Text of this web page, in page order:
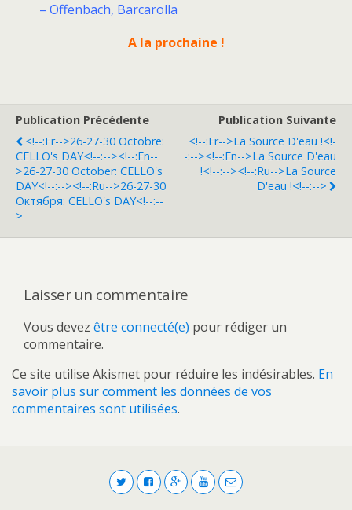
– Offenbach, Barcarolla
A la prochaine !
Publication Précédente
<!--:fr-->26-27-30 Octobre:
CELLO's DAY<!--:--><!--:en--
>26-27-30 October: CELLO's
DAY<!--:--><!--:ru-->26-27-30
Октября: CELLO's DAY<!--:--
>
Publication Suivante
<!--:fr-->La Source D'eau !<!-
-:--><!--:en-->La Source D'eau
!<!--:--><!--:ru-->La Source
D'eau !<!--:-->
Laisser un commentaire
Vous devez être connecté(e) pour rédiger un
commentaire.
Ce site utilise Akismet pour réduire les indésirables. En
savoir plus sur comment les données de vos
commentaires sont utilisées.